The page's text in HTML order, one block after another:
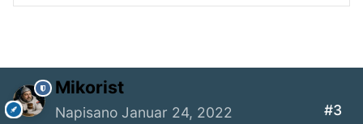
Mikorist
Napisano Januar 24, 2022 #3